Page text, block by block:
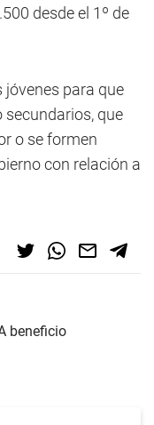
desde el 1º de
jóvenes para que
que
o se formen
con relación a
beneficio